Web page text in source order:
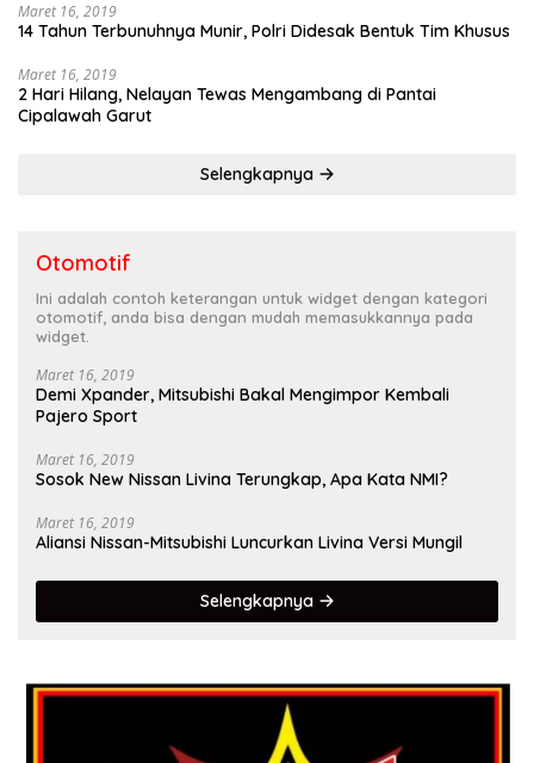
Maret 16, 2019
14 Tahun Terbunuhnya Munir, Polri Didesak Bentuk Tim Khusus
Maret 16, 2019
2 Hari Hilang, Nelayan Tewas Mengambang di Pantai
Cipalawah Garut
Selengkapnya
Otomotif
Ini adalah contoh keterangan untuk widget dengan kategori
otomotif, anda bisa dengan mudah memasukkannya pada
widget.
Maret 16, 2019
Demi Xpander, Mitsubishi Bakal Mengimpor Kembali
Pajero Sport
Maret 16, 2019
Sosok New Nissan Livina Terungkap, Apa Kata NMI?
Maret 16, 2019
Aliansi Nissan-Mitsubishi Luncurkan Livina Versi Mungil
Selengkapnya